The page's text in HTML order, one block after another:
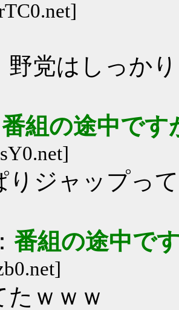
野党はしっか
番組の途中で
りジャップっ
番組の途中で
たｗｗｗ